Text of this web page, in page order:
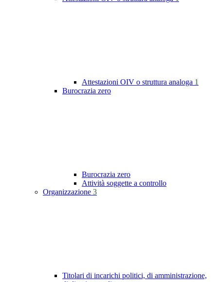
Attestazioni OIV o struttura analoga 1
Burocrazia zero
Burocrazia zero
Attività soggette a controllo
Organizzazione 3
Titolari di incarichi politici, di amministrazione,